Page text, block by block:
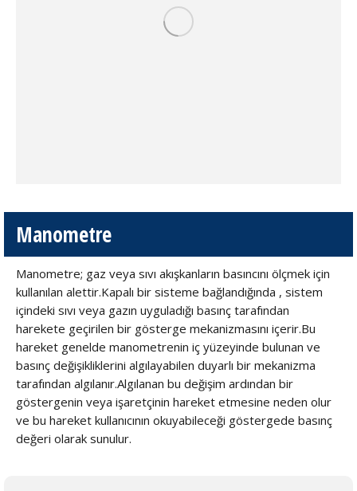
Manometre
Manometre; gaz veya sıvı akışkanların basıncını ölçmek için
kullanılan alettir.Kapalı bir sisteme bağlandığında , sistem
içindeki sıvı veya gazın uyguladığı basınç tarafından
harekete geçirilen bir gösterge mekanizmasını içerir.Bu
hareket genelde manometrenin iç yüzeyinde bulunan ve
basınç değişikliklerini algılayabilen duyarlı bir mekanizma
tarafından algılanır.Algılanan bu değişim ardından bir
göstergenin veya işaretçinin hareket etmesine neden olur
ve bu hareket kullanıcının okuyabileceği göstergede basınç
değeri olarak sunulur.